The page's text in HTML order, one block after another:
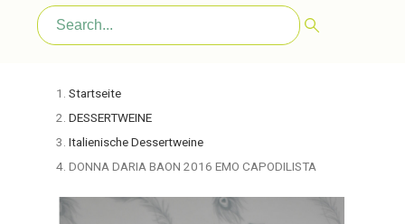
Startseite
DESSERTWEINE
Italienische Dessertweine
DONNA DARIA BAON 2016 EMO CAPODILISTA